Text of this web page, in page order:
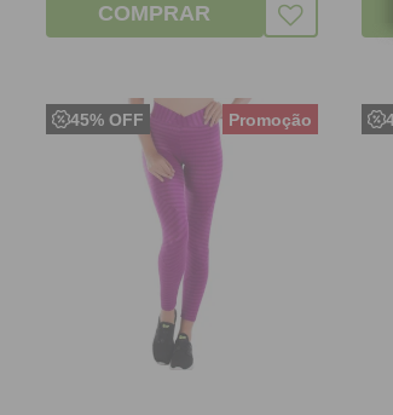
COMPRAR
45% OFF